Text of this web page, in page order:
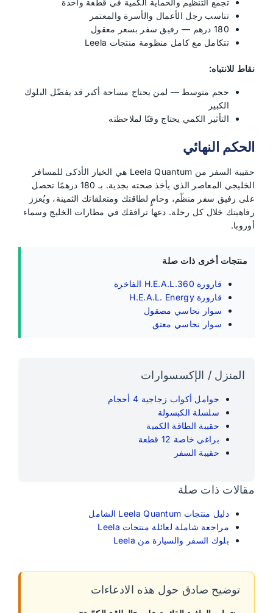
تجمع التنظيم والحماية الكمية في قطعة واحدة
تناسب رجل الأعمال والأسرة والمعتمر
180 درهم — رفيق سفر بسعر معقول
تتكامل مع كامل منظومة منتجات Leela
نقاط للانتباه:
حجم متوسط — لمن يحتاج مساحة أكبر قد يفضّل البلوك
الكبير
التأثير الكمي يحتاج وقتًا لملاحظته
الحكم النهائي
حقيبة السفر من Leela Quantum هي الخيار الأذكى للمسافر
الخليجي المعاصر الذي يأخذ صحته بجدية. بـ 180 درهمًا تحصل
على رفيق سفر منظّم، وحامٍ لطاقتك ومتعلقاتك الثمينة، ويُعزز
رفاهيتك خلال كل رحلة. دعها ترافقك في مطارات الخليج وسماء
أوروبا.
منتجات أخرى ذات صلة
قارورة H.E.A.L.360 الفاخرة
قارورة H.E.A.L. Energy
سوار نحاسي مصقول
سوار نحاسي معتق
المنزل / الإكسسوارات
حوامل أكواب زجاجية 4 أحجام
سلسلة الكبسولة
حقيبة الطاقة الكمية
براغي خاصة 12 قطعة
حقيبة السفر
مقالات ذات صلة
دليل منتجات Leela Quantum الشامل
مراجعة شاملة لعائلة منتجات Leela
بلوك السفر والسيارة من Leela
توضيح صادق حول هذه الادعاءات